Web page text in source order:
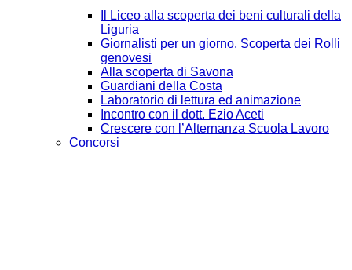
Il Liceo alla scoperta dei beni culturali della
Liguria
Giornalisti per un giorno. Scoperta dei Rolli
genovesi
Alla scoperta di Savona
Guardiani della Costa
Laboratorio di lettura ed animazione
Incontro con il dott. Ezio Aceti
Crescere con l’Alternanza Scuola Lavoro
Concorsi